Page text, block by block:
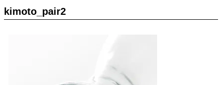
kimoto_pair2